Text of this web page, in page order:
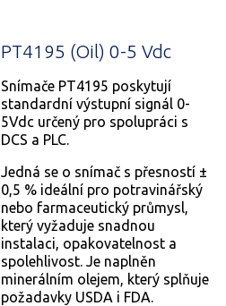
PT4195 (Oil) 0-5 Vdc
Snímače PT4195 poskytují
standardní výstupní signál 0-
5Vdc určený pro spolupráci s
DCS a PLC.
Jedná se o snímač s přesností ±
0,5 % ideální pro potravinářský
nebo farmaceutický průmysl,
který vyžaduje snadnou
instalaci, opakovatelnost a
spolehlivost. Je naplněn
minerálním olejem, který splňuje
požadavky USDA i FDA.